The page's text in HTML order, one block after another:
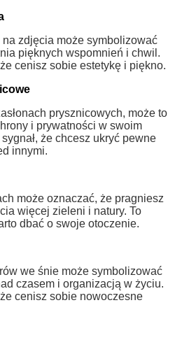
zdjęcia może symbolizować
pięknych wspomnień i chwil.
cenisz sobie estetykę i piękno.
prysznicowych, może to
i prywatności w swoim
że chcesz ukryć pewne
innymi.
może oznaczać, że pragniesz
więcej zieleni i natury. To
dbać o swoje otoczenie.
we śnie może symbolizować
czasem i organizacją w życiu.
cenisz sobie nowoczesne